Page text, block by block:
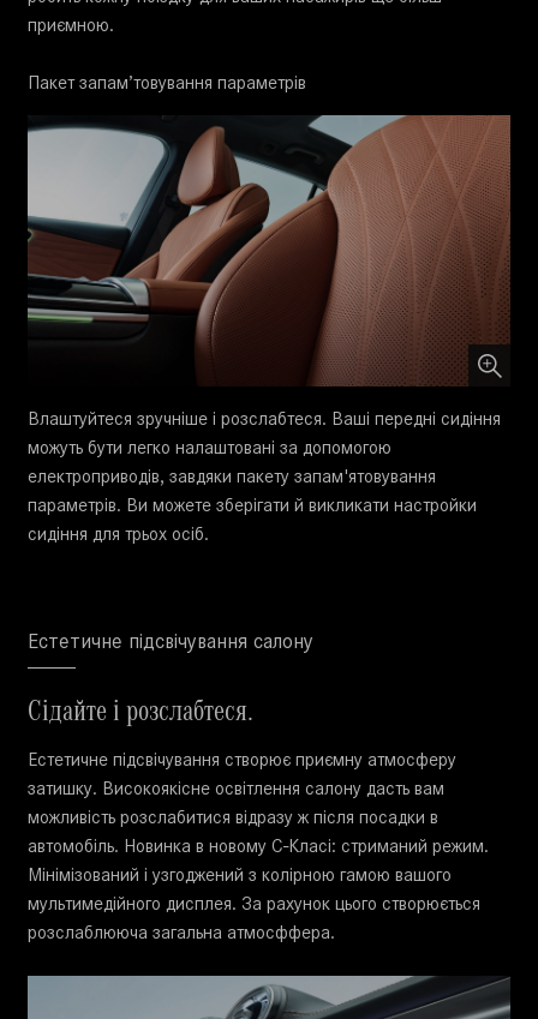
приємною.
Пакет запам’товування параметрів
Влаштуйтеся зручніше і розслабтеся. Ваші передні сидіння
можуть бути легко налаштовані за допомогою
електроприводів, завдяки пакету запам'ятовування
параметрів. Ви можете зберігати й викликати настройки
сидіння для трьох осіб.
Естетичне підсвічування салону
Сідайте і розслабтеся.
Естетичне підсвічування створює приємну атмосферу
затишку. Високоякісне освітлення салону дасть вам
можливість розслабитися відразу ж після посадки в
автомобіль. Новинка в новому C-Класі: стриманий режим.
Мінімізований і узгоджений з колірною гамою вашого
мультимедійного дисплея. За рахунок цього створюється
розслаблююча загальна атмосффера.